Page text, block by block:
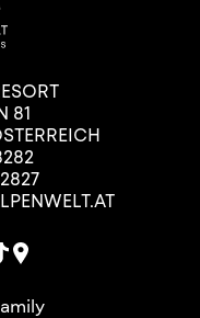
81